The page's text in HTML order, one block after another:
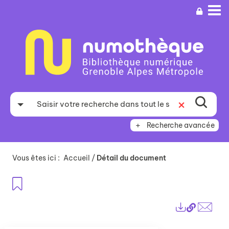
recherche
Recherche avancée
Vous êtes ici : Accueil / Détail du document
Lien